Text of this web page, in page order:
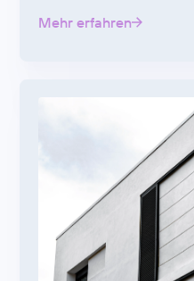
Mehr erfahren